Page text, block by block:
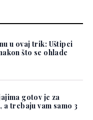
u ovaj trik: Uštipci
što se ohlade
gotov je za
trebaju vam samo 3